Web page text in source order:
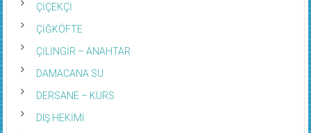
ÇİÇEKÇİ
ÇİĞKÖFTE
ÇİLİNGİR – ANAHTAR
DAMACANA SU
DERSANE – KURS
DIŞ HEKİMİ